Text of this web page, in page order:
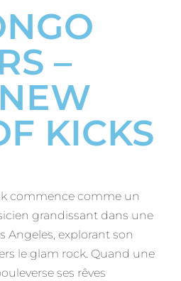
–
KICKS
commence comme un
grandissant dans une
Angeles, explorant son
le glam rock. Quand une
ses rêves